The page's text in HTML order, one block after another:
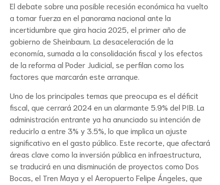
El debate sobre una posible recesión económica ha vuelto
a tomar fuerza en el panorama nacional ante la
incertidumbre que gira hacia 2025, el primer año de
gobierno de Sheinbaum. La desaceleración de la
economía, sumada a la consolidación fiscal y los efectos
de la reforma al Poder Judicial, se perfilan como los
factores que marcarán este arranque.
Uno de los principales temas que preocupa es el déficit
fiscal, que cerrará 2024 en un alarmante 5.9% del PIB. La
administración entrante ya ha anunciado su intención de
reducirlo a entre 3% y 3.5%, lo que implica un ajuste
significativo en el gasto público. Este recorte, que afectará
áreas clave como la inversión pública en infraestructura,
se traducirá en una disminución de proyectos como Dos
Bocas, el Tren Maya y el Aeropuerto Felipe Ángeles, que